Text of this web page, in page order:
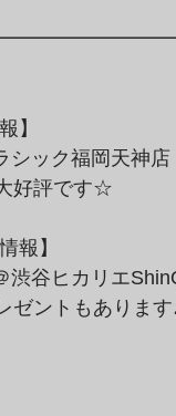
】
シック福岡天神店
好評です☆
報】
谷ヒカリエ
ゼントもあります